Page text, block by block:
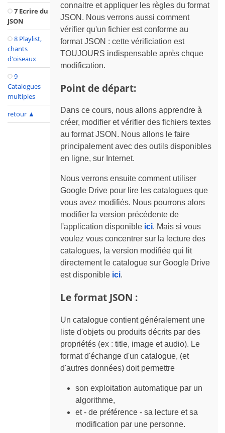
7 Ecrire du
JSON
8 Playlist,
chants
d'oiseaux
9
Catalogues
multiples
retour ▲
connaitre et appliquer les règles du format
JSON. Nous verrons aussi comment
vérifier qu'un fichier est conforme au
format JSON : cette vérificiation est
TOUJOURS indispensable après chque
modification.
Point de départ:
Dans ce cours, nous allons apprendre à
créer, modifier et vérifier des fichiers textes
au format JSON. Nous allons le faire
principalement avec des outils disponibles
en ligne, sur Internet.
Nous verrons ensuite comment utiliser
Google Drive pour lire les catalogues que
vous avez modifiés. Nous pourrons alors
modifier la version précédente de
l'application disponible ici. Mais si vous
voulez vous concentrer sur la lecture des
catalogues, la version modifiée qui lit
directement le catalogue sur Google Drive
est disponible ici.
Le format JSON :
Un catalogue contient généralement une
liste d'objets ou produits décrits par des
propriétés (ex : title, image et audio). Le
format d'échange d'un catalogue, (et
d'autres données) doit permettre
son exploitation automatique par un
algorithme,
et - de préférence - sa lecture et sa
modification par une personne.